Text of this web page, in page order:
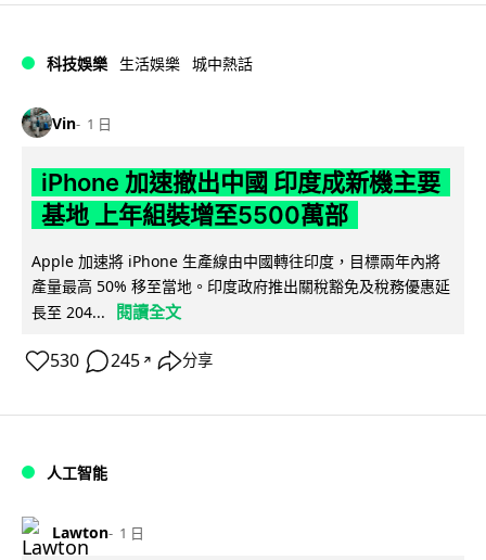
科技娛樂 生活娛樂 城中熱話
Vin 1 日
iPhone 加速撤出中國 印度成新機主要
基地 上年組裝增至5500萬部
Apple 加速將 iPhone 生產線由中國轉往印度，目標兩年內將
產量最高 50% 移至當地。印度政府推出關稅豁免及稅務優惠延
長至 204...
閱讀全文
530 245 ↗ 分享
人工智能
Lawton 1 日